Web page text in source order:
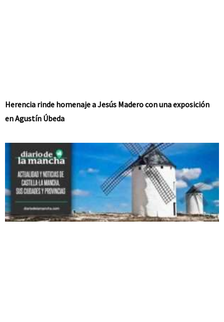
Herencia rinde homenaje a Jesús Madero con una exposición
en Agustín Úbeda